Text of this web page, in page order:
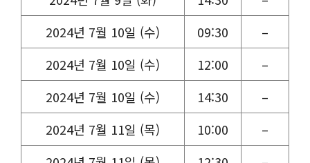
2024년 7월 10일 (수)
09:30
–
2024년 7월 10일 (수)
12:00
–
2024년 7월 10일 (수)
14:30
–
2024년 7월 11일 (목)
10:00
–